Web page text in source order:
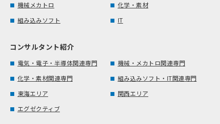
機械メカトロ
化学・素材
組み込みソフト
IT
コンサルタント紹介
電気・電子・半導体関連専門
機械・メカトロ関連専門
化学・素材関連専門
組み込みソフト・IT関連専門
東海エリア
関西エリア
エグゼクティブ